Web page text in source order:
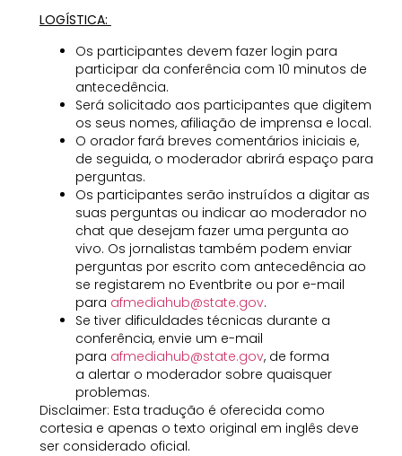
LOGÍSTICA:
Os participantes devem fazer login para
participar da conferência com 10 minutos de
antecedência.
Será solicitado aos participantes que digitem
os seus nomes, afiliação de imprensa e local.
O orador fará breves comentários iniciais e,
de seguida, o moderador abrirá espaço para
perguntas.
Os participantes serão instruídos a digitar as
suas perguntas ou indicar ao moderador no
chat que desejam fazer uma pergunta ao
vivo. Os jornalistas também podem enviar
perguntas por escrito com antecedência ao
se registarem no Eventbrite ou por e-mail
para afmediahub@state.gov.
Se tiver dificuldades técnicas durante a
conferência, envie um e-mail
para afmediahub@state.gov, de forma
a alertar o moderador sobre quaisquer
problemas.
Disclaimer: Esta tradução é oferecida como
cortesia e apenas o texto original em inglês deve
ser considerado oficial.